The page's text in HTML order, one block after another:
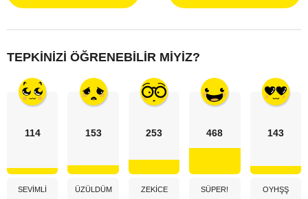
TEPKINIZI ÖĞRENEBILIR MIYIZ?
114
SEVIMLI
153
ÜZÜLDÜM
253
ZEKICE
468
SÜPER!
143
OYHŞŞ